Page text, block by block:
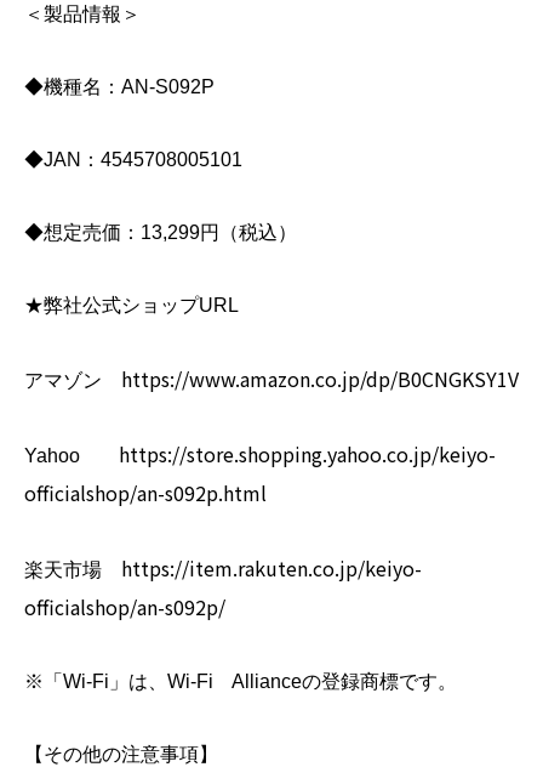
＜製品情報＞
◆機種名：AN-S092P
◆JAN：4545708005101
◆想定売価：13,299円（税込）
★弊社公式ショップURL
アマゾン https://www.amazon.co.jp/dp/B0CNGKSY1V
Yahoo https://store.shopping.yahoo.co.jp/keiyo-
officialshop/an-s092p.html
楽天市場 https://item.rakuten.co.jp/keiyo-
officialshop/an-s092p/
※「Wi-Fi」は、Wi-Fi Allianceの登録商標です。
【その他の注意事項】